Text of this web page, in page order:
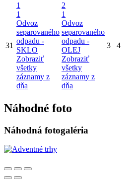
31
1
1
Odvoz
separovaného
odpadu -
SKLO
Zobraziť
všetky
záznamy z
dňa
2
1
Odvoz
separovaného
odpadu -
OLEJ
Zobraziť
všetky
záznamy z
dňa
3 4
Náhodné foto
Náhodná fotogaléria